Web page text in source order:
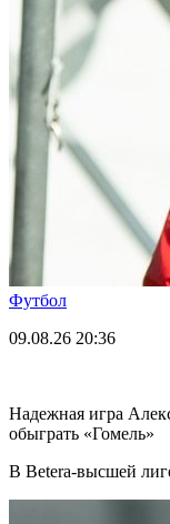
Футбол
09.08.26 20:36
Надежная игра
обыграть «Гомель»
В Betera-высшей